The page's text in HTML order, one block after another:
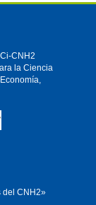
CNH2
la Ciencia
del CNH2»